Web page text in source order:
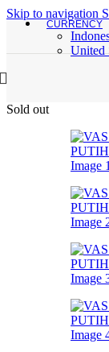
Skip to navigation
CURRENCY
United
Sold out